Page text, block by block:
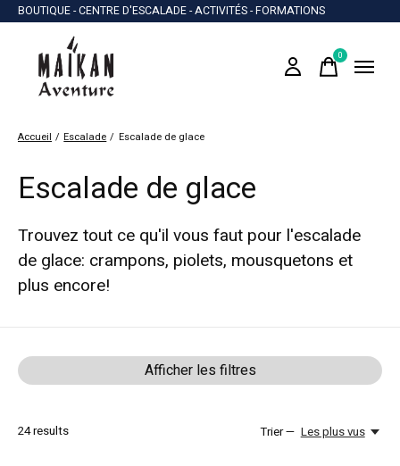
BOUTIQUE - CENTRE D'ESCALADE - ACTIVITÉS - FORMATIONS
0items
Accueil / Escalade / Escalade de glace
Escalade de glace
Trouvez tout ce qu'il vous faut pour l'escalade
de glace: crampons, piolets, mousquetons et
plus encore!
Afficher les filtres
24results Trier — Les plus vus